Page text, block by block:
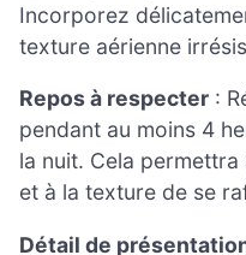
Incorporez
texture aérienne
Repos à respecter :
pendant au moins 4
la nuit. Cela permettra
et à la texture de se
Détail de